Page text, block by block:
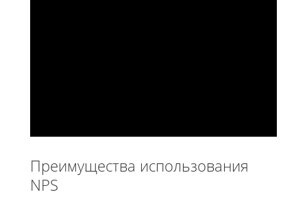
Преимущества использования
NPS